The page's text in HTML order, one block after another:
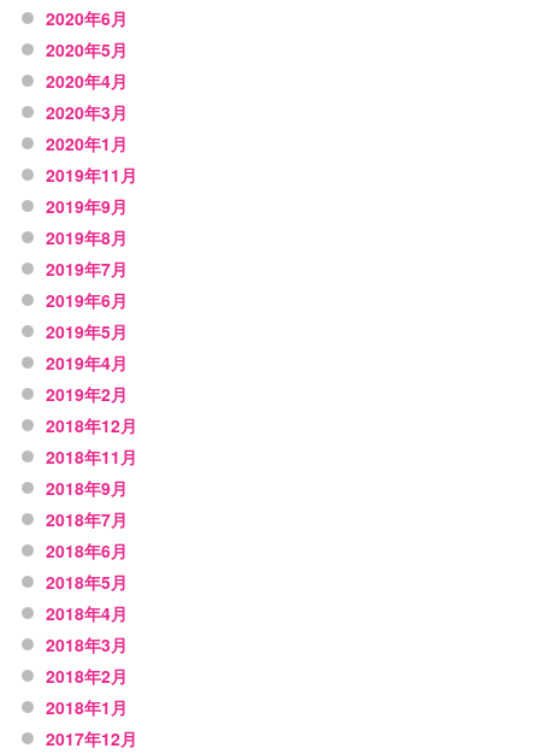
2020年6月
2020年5月
2020年4月
2020年3月
2020年1月
2019年11月
2019年9月
2019年8月
2019年7月
2019年6月
2019年5月
2019年4月
2019年2月
2018年12月
2018年11月
2018年9月
2018年7月
2018年6月
2018年5月
2018年4月
2018年3月
2018年2月
2018年1月
2017年12月